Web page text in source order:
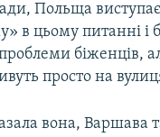
RL
Польща
в цьому питанні і
біженців,
просто на
вона, Варшава